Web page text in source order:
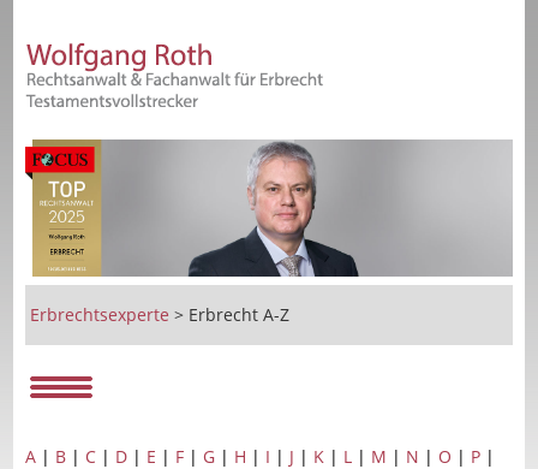
Erbrechtsexperte > Erbrecht A-Z
A | B | C | D | E | F | G | H | I | J | K | L | M | N | O | P |